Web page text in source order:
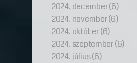
2024. december(6)
2024. november(6)
2024. október(6)
2024. szeptember(6)
2024. július(6)